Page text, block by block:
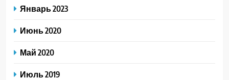
Январь 2023
Июнь 2020
Май 2020
Июль 2019